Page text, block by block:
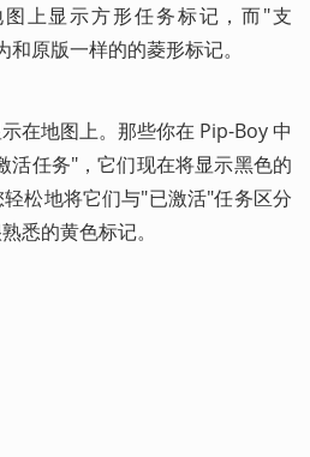
上显示方形任务标记，而"支
原版一样的的菱形标记。
在地图上。那些你在 Pip-Boy 中
活任务"，它们现在将显示黑色的
松地将它们与"已激活"任务区分
悉的黄色标记。